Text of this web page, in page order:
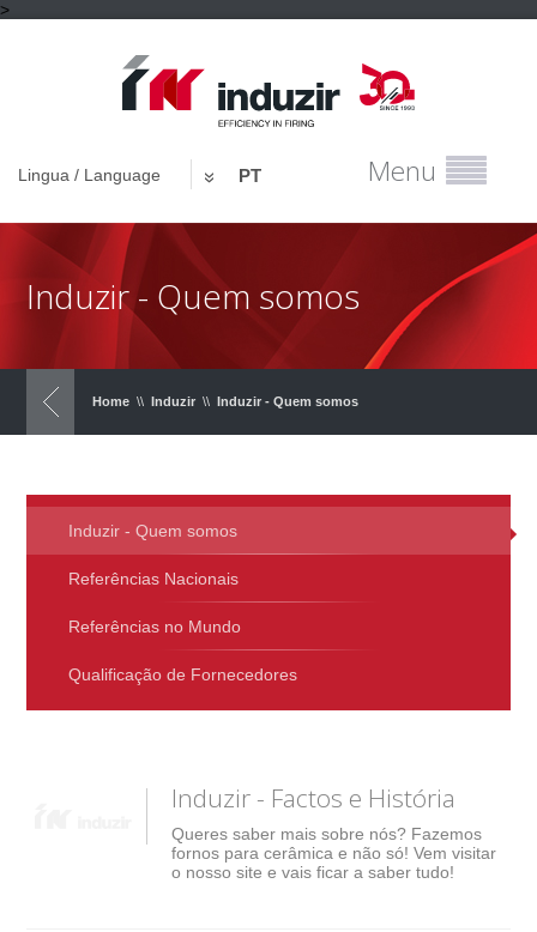
>
Lingua / Language PT Menu
Induzir - Quem somos
Home \\ Induzir \\ Induzir - Quem somos
Induzir - Quem somos
Referências Nacionais
Referências no Mundo
Qualificação de Fornecedores
Induzir - Factos e História
Queres saber mais sobre nós? Fazemos
fornos para cerâmica e não só! Vem visitar
o nosso site e vais ficar a saber tudo!